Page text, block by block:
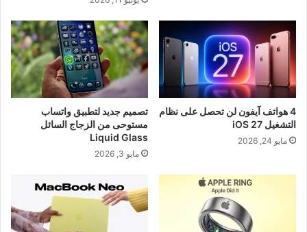
4 هواتف آيفون لن تحصل على نظام
التشغيل iOS 27
مايو 24, 2026
تصميم جديد لتطبيق واتساب
مستوحى من الزجاج السائل
Liquid Glass
مايو 3, 2026